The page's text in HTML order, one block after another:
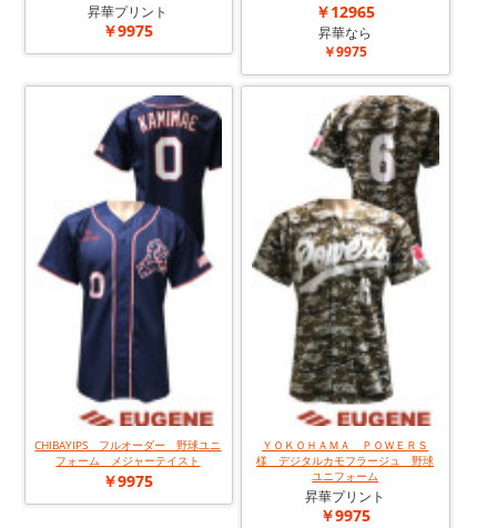
昇華プリント
￥9975
￥12965
昇華なら
￥9975
CHIBAYIPS フルオーダー 野球ユニ
フォーム メジャーテイスト
￥9975
ＹＯＫＯＨＡＭＡ ＰＯＷＥＲＳ
様 デジタルカモフラージュ 野球
ユニフォーム
昇華プリント
￥9975